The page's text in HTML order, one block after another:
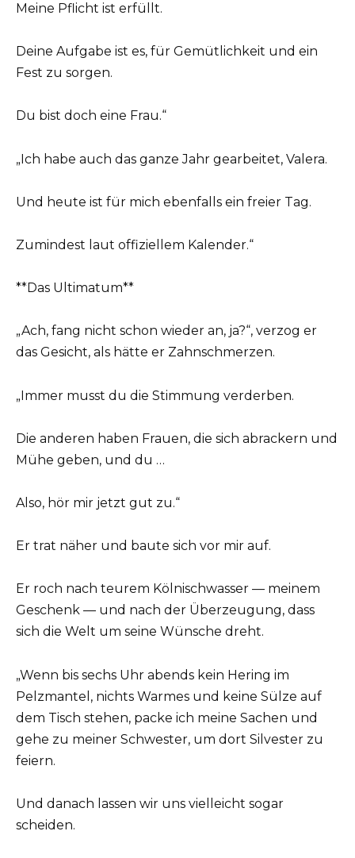
Meine Pflicht ist erfüllt.
Deine Aufgabe ist es, für Gemütlichkeit und ein
Fest zu sorgen.
Du bist doch eine Frau.“
„Ich habe auch das ganze Jahr gearbeitet, Valera.
Und heute ist für mich ebenfalls ein freier Tag.
Zumindest laut offiziellem Kalender.“
**Das Ultimatum**
„Ach, fang nicht schon wieder an, ja?“, verzog er
das Gesicht, als hätte er Zahnschmerzen.
„Immer musst du die Stimmung verderben.
Die anderen haben Frauen, die sich abrackern und
Mühe geben, und du …
Also, hör mir jetzt gut zu.“
Er trat näher und baute sich vor mir auf.
Er roch nach teurem Kölnischwasser — meinem
Geschenk — und nach der Überzeugung, dass
sich die Welt um seine Wünsche dreht.
„Wenn bis sechs Uhr abends kein Hering im
Pelzmantel, nichts Warmes und keine Sülze auf
dem Tisch stehen, packe ich meine Sachen und
gehe zu meiner Schwester, um dort Silvester zu
feiern.
Und danach lassen wir uns vielleicht sogar
scheiden.